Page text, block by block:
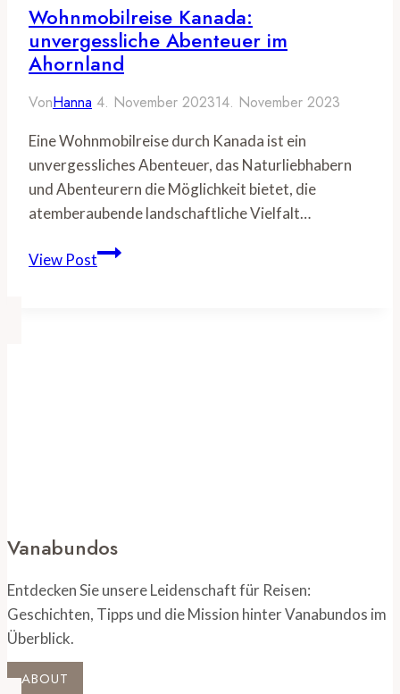
Wohnmobilreise Kanada:
unvergessliche Abenteuer im
Ahornland
VonHanna 4. November 202314. November 2023
Eine Wohnmobilreise durch Kanada ist ein
unvergessliches Abenteuer, das Naturliebhabern
und Abenteurern die Möglichkeit bietet, die
atemberaubende landschaftliche Vielfalt…
View PostWohnmobilreise
Vanabundos
Entdecken Sie unsere Leidenschaft für Reisen:
Geschichten, Tipps und die Mission hinter Vanabundos im
Überblick.
ABOUT